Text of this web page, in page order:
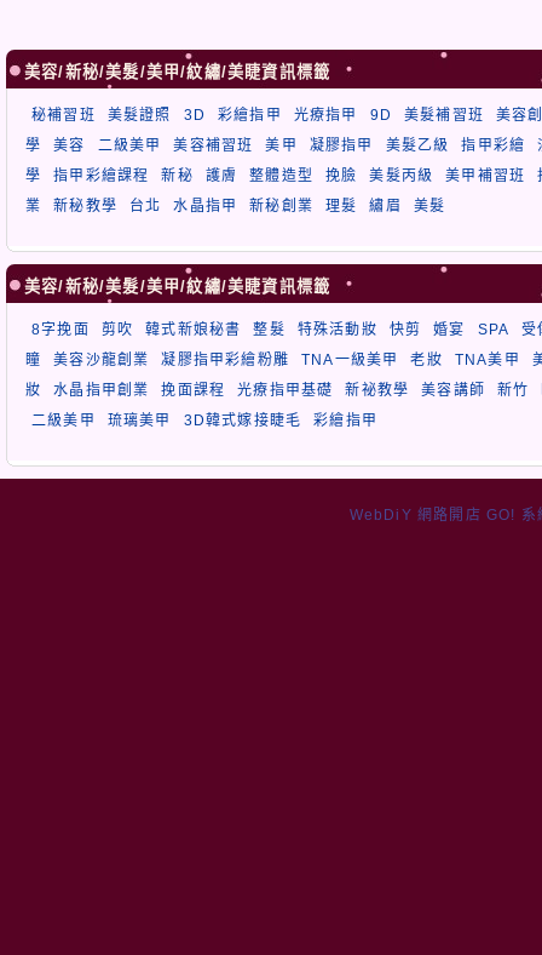
美容/新秘/美髮/美甲/紋繡/美睫資訊標籤
秘補習班 美髮證照 3D 彩繪指甲 光療指甲 9D 美髮補習班
美容
學
美容 二級美甲 美容補習班 美甲 凝膠指甲 美髮乙級 指甲彩繪
學
指甲彩繪課程 新秘 護膚 整體造型 挽臉 美髮丙級 美甲補習班
業
新秘教學 台北 水晶指甲 新秘創業 理髮 繡眉 美髮
美容/新秘/美髮/美甲/紋繡/美睫資訊標籤
8字挽面 剪吹 韓式新娘秘書 整髮 特殊活動妝 快剪 婚宴 SPA
受
瞳
美容沙龍創業 凝膠指甲彩繪粉雕 TNA一級美甲 老妝 TNA美甲
妝
水晶指甲創業 挽面課程 光療指甲基礎 新祕教學 美容講師 新竹
二級美甲
琉璃美甲 3D韓式嫁接睫毛 彩繪指甲
WebDiY 網路開店 GO! 系